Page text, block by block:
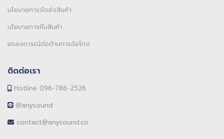
นโยบายการจัดส่งสินค้า
นโยบายการคืนสินค้า
แถลงการณ์ต่อต้านการฉ้อโกง
ติดต่อเรา
Hotline 096-786-2526
@anysound
contact@anysound.co